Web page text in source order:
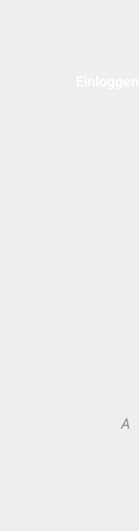
A